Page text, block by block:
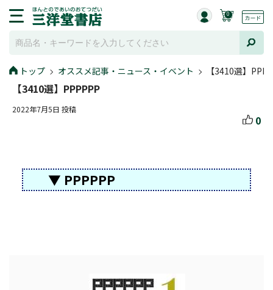
0
トップ オススメ記事・ニュース・イベント 【3410選】
【3410選】PPPPPP
2022年7月5日 投稿
0
▼ PPPPPP